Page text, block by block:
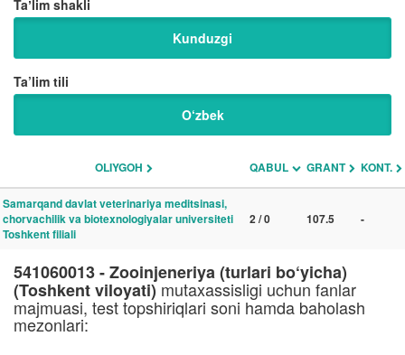
Taʼlim shakli
Kunduzgi
Ta’lim tili
O‘zbek
OLIYGOH QABUL GRANT KONT.
Samarqand davlat veterinariya meditsinasi,
chorvachilik va biotexnologiyalar universiteti
Toshkent filiali
2 / 0 107.5 -
541060013 - Zooinjeneriya (turlari bo‘yicha)
(Toshkent viloyati)mutaxassisligi uchun fanlar
majmuasi, test topshiriqlari soni hamda baholash
mezonlari: